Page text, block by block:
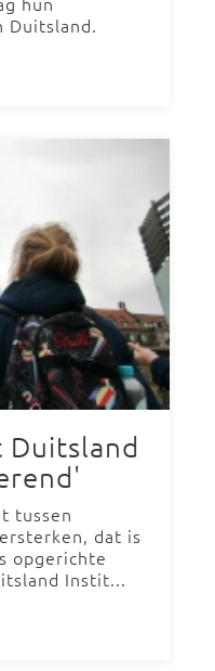
Duitsland.
Duitsland
tussen
dat is
opgerichte
Instit...